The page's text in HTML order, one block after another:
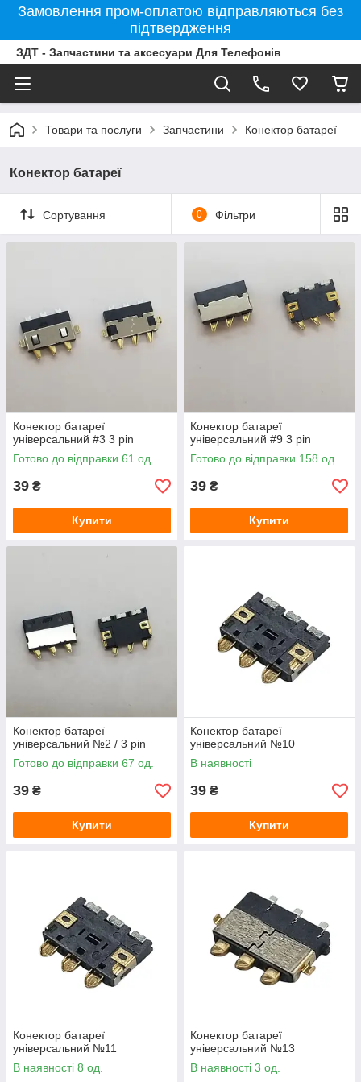
Замовлення пром-оплатою відправляються без
підтвердження
ЗДТ - Запчастини та аксесуари Для Телефонів
Товари та послуги Запчастини Конектор батареї
Конектор батареї
Сортування 0 Фільтри
Конектор батареї
універсальний #3 3 pin
Готово до відправки 61 од.
39 ₴
Купити
Конектор батареї
універсальний #9 3 pin
Готово до відправки 158 од.
39 ₴
Купити
Конектор батареї
універсальний №2 / 3 pin
Готово до відправки 67 од.
39 ₴
Купити
Конектор батареї
універсальний №10
В наявності
39 ₴
Купити
Конектор батареї
універсальний №11
В наявності 8 од.
Конектор батареї
універсальний №13
В наявності 3 од.